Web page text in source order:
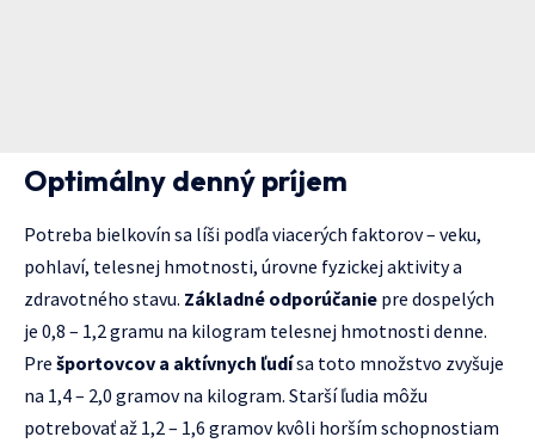
Optimálny denný príjem
Potreba bielkovín sa líši podľa viacerých faktorov – veku,
pohlaví, telesnej hmotnosti, úrovne fyzickej aktivity a
zdravotného stavu. Základné odporúčanie pre dospelých
je 0,8 – 1,2 gramu na kilogram telesnej hmotnosti denne.
Pre športovcov a aktívnych ľudísa toto množstvo zvyšuje
na 1,4 – 2,0 gramov na kilogram. Starší ľudia môžu
potrebovať až 1,2 – 1,6 gramov kvôli horším schopnostiam